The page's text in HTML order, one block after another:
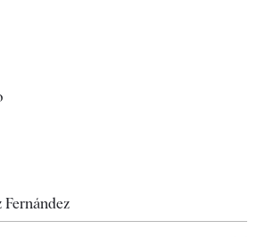
Fernández